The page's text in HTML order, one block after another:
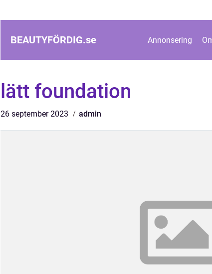
BEAUTYFÖRDIG.se Annonsering
lätt foundation
26 september 2023 admin